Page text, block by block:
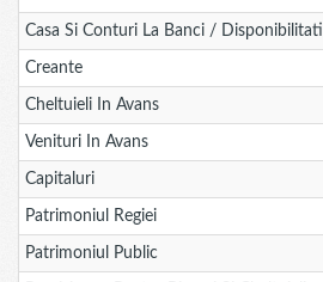
Casa Si Conturi La Banci /
Creante
Cheltuieli In Avans
Venituri In Avans
Capitaluri
Patrimoniul Regiei
Patrimoniul Public